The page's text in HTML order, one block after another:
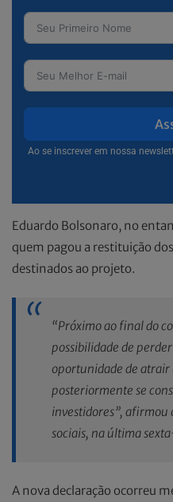
Ao se inscrever em nossa
Eduardo Bolsonaro, no
quem pagou a restituição
destinados ao projeto.
“Próximo ao final do
possibilidade de
oportunidade de atrair
posteriormente se
investidores”, afirmou
sociais, na última
A nova declaração ocorreu